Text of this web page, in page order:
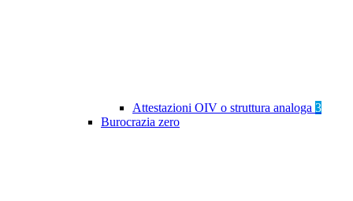
Attestazioni OIV o struttura analoga 3
Burocrazia zero